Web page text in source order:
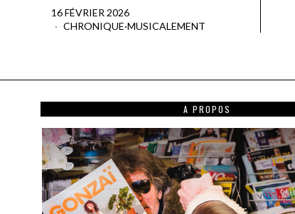
16 FÉVRIER 2026
CHRONIQUE·MUSICALEMENT
A PROPOS